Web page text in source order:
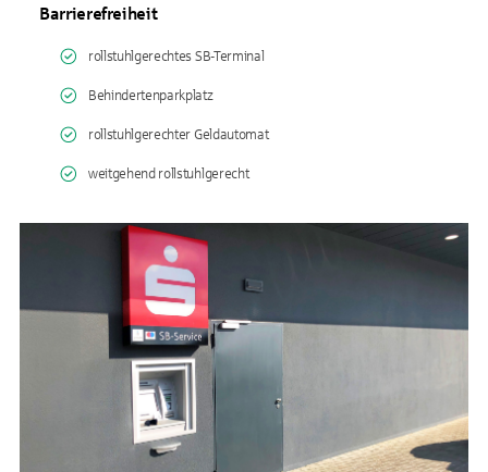
Barrierefreiheit
rollstuhlgerechtes SB-Terminal
Behindertenparkplatz
rollstuhlgerechter Geldautomat
weitgehend rollstuhlgerecht